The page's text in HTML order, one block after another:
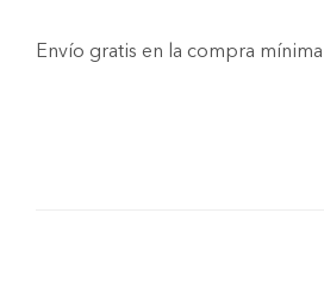
Envío gratis en la compra